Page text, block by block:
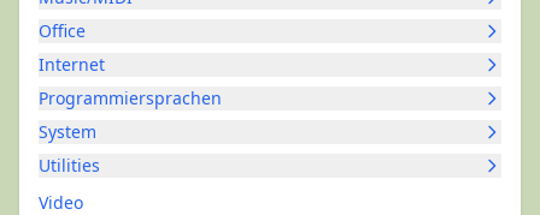
Office
Internet
Programmiersprachen
System
Utilities
Video